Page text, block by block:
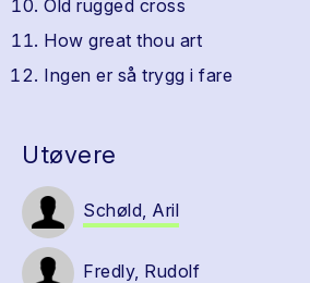
Old rugged cross
How great thou art
Ingen er så trygg i fare
Utøvere
Schøld, Aril
Fredly, Rudolf